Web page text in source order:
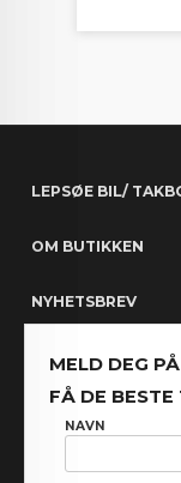
LEPSØE BIL/
OM BUTIKKEN
NYHETSBREV
PARTNERE
MELD DEG
FÅ DE
NAVN